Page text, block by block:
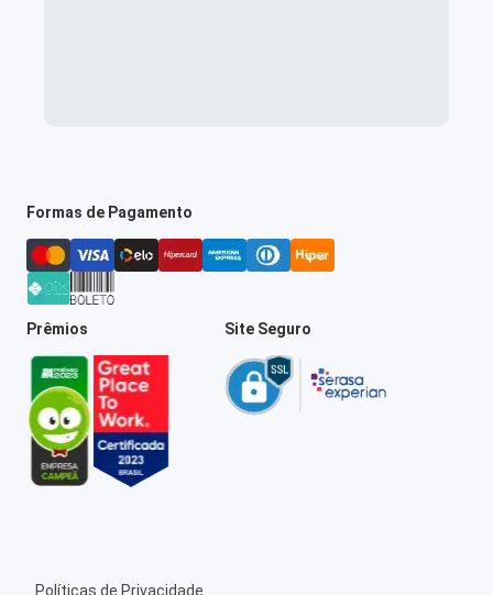
Formas de Pagamento
Prêmios Site Seguro
Políticas de Privacidade